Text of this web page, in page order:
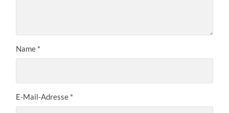
Name *
E-Mail-Adresse *